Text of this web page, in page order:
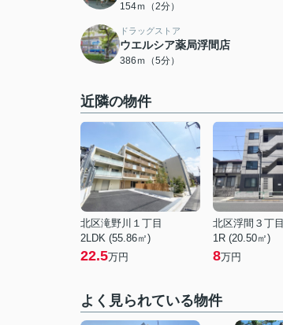
154ｍ（2分）
ドラッグストア
ウエルシア薬局浮間店
386ｍ（5分）
近隣の物件
北区滝野川１丁目
2LDK (55.86㎡)
22.5万円
北区浮間３丁目
1R (20.50㎡)
8万円
よく見られている物件